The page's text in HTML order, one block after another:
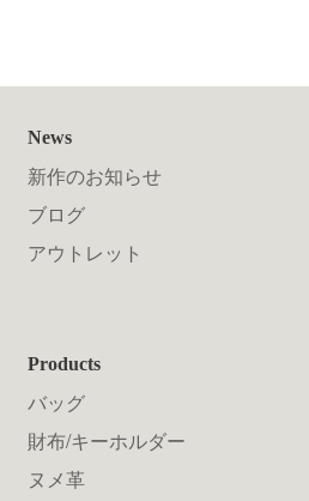
News
新作のお知らせ
ブログ
アウトレット
Products
バッグ
財布/キーホルダー
ヌメ革